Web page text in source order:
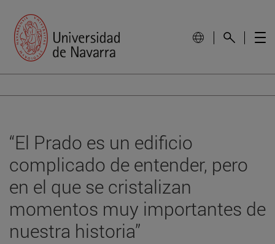
“El Prado es un edificio
complicado de entender, pero
en el que se cristalizan
momentos muy importantes de
nuestra historia”